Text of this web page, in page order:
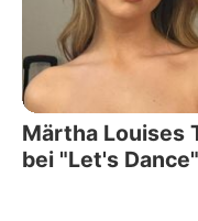
Märtha Louises
bei "Let's